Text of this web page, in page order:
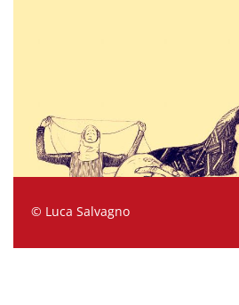
© Luca Salvagno